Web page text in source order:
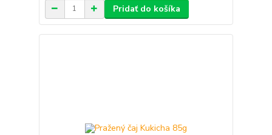
Pridať do košíka